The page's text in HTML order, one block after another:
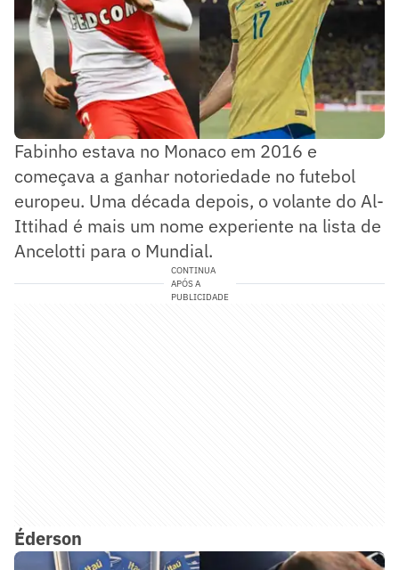
Fabinho estava no Monaco em 2016 e
começava a ganhar notoriedade no futebol
europeu. Uma década depois, o volante do Al-
Ittihad é mais um nome experiente na lista de
Ancelotti para o Mundial.
CONTINUA
APÓS A
PUBLICIDADE
Éderson